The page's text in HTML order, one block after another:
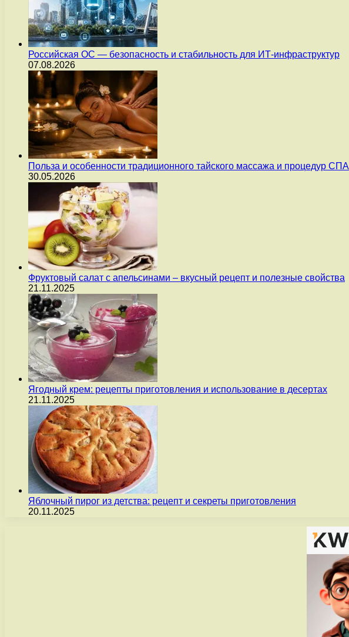
Российская ОС — безопасность и стабильность для ИТ-инфраструктур
07.08.2026
Польза и особенности традиционного тайского массажа и процедур СПА
30.05.2026
Фруктовый салат с апельсинами – вкусный рецепт и полезные свойства
21.11.2025
Ягодный крем: рецепты приготовления и использование в десертах
21.11.2025
Яблочный пирог из детства: рецепт и секреты приготовления
20.11.2025